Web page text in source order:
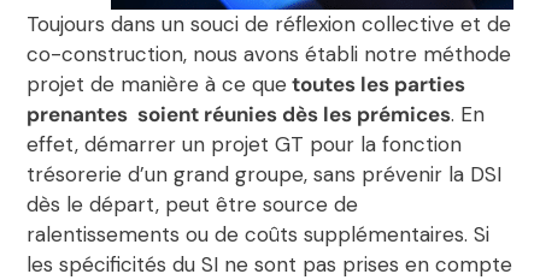
Toujours dans un souci de réflexion collective et de
co-construction, nous avons établi notre méthode
projet de manière à ce quetoutes les parties
prenantes soient réunies dès les prémices. En
effet, démarrer un projet GT pour la fonction
trésorerie d’un grand groupe, sans prévenir la DSI
dès le départ, peut être source de
ralentissements ou de coûts supplémentaires. Si
les spécificités du SI ne sont pas prises en compte